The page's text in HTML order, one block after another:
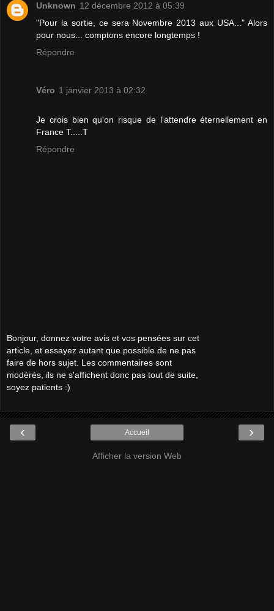
Unknown 12 décembre 2012 à 05:39
"Pour la sortie, ce sera Novembre 2013 aux USA..." Alors
pour nous... comptons encore longtemps !
Répondre
Véro 1 janvier 2013 à 02:32
Je crois bien qu'on risque de l'attendre éternellement en
France T.....T
Répondre
Bonjour, donnez votre avis et vos pensées sur cet
article, et essayez autant que possible de ne pas
faire de hors sujet. Les commentaires sont
modérés, ils ne s'affichent donc pas tout de suite,
soyez patients :)
‹ ›
Accueil
Afficher la version Web